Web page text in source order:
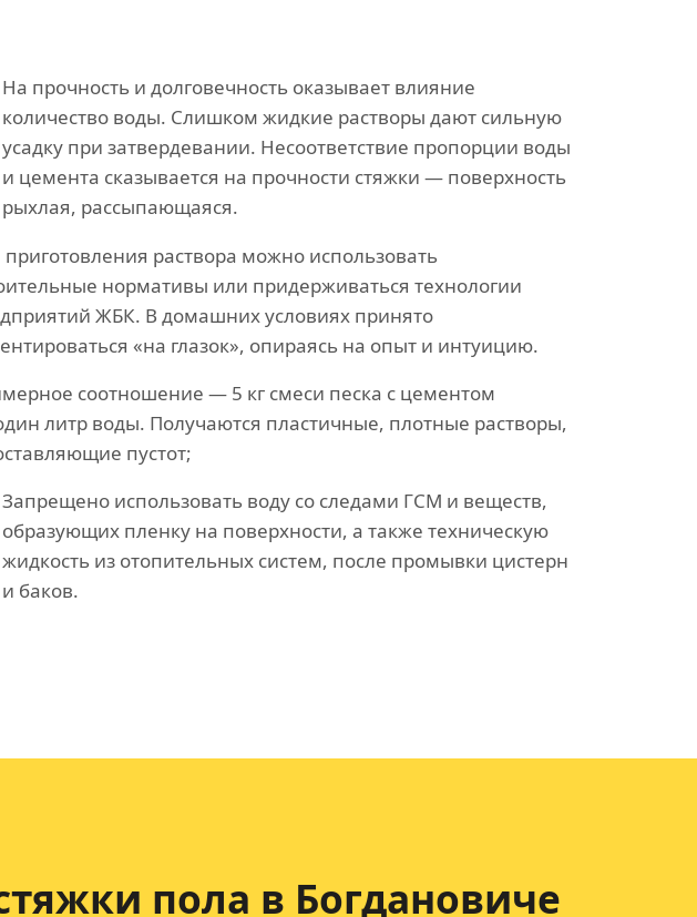
На прочность и долговечность оказывает влияние
количество воды. Слишком жидкие растворы дают сильную
усадку при затвердевании. Несоответствие пропорции воды
и цемента сказывается на прочности стяжки — поверхность
рыхлая, рассыпающаяся.
раствора можно использовать
нормативы или придерживаться технологии
ЖБК. В домашних условиях принято
«на глазок», опираясь на опыт и интуицию.
соотношение — 5 кг смеси песка с цементом
литр воды. Получаются пластичные, плотные растворы,
пустот;
Запрещено использовать воду со следами ГСМ и веществ,
образующих пленку на поверхности, а также техническую
жидкость из отопительных систем, после промывки цистерн
и баков.
пола в Богдановиче